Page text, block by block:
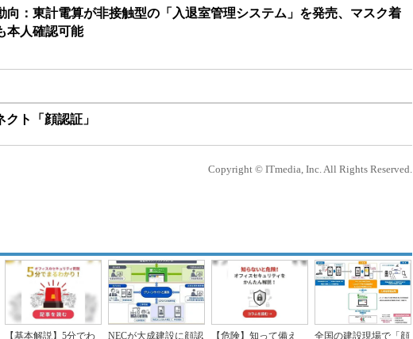
向：東計電算が非接触型の「入退室管理システム」を発売、マスク着
本人確認可能
ト「顔認証」
Copyright © ITmedia, Inc. All Rights Reserved.
【基本解説】5分でわ NECが大成建設に顔認 【危険】知って備え 全国の建設現場で「顔